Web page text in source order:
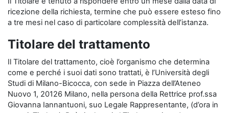
ricezione della richiesta, termine che può essere esteso fino
a tre mesi nel caso di particolare complessità dell’istanza.
Titolare del trattamento
Il Titolare del trattamento, cioè l’organismo che determina
come e perché i suoi dati sono trattati, è l’Università degli
Studi di Milano-Bicocca, con sede in Piazza dell’Ateneo
Nuovo 1, 20126 Milano, nella persona della Rettrice prof.ssa
Giovanna Iannantuoni, suo Legale Rappresentante, (d’ora in